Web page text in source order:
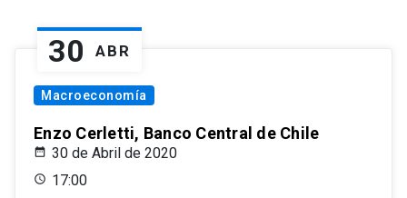
30 ABR
Macroeconomía
Enzo Cerletti, Banco Central de Chile
30 de Abril de 2020
17:00